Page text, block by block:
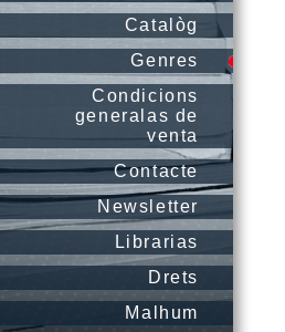
Catalòg
Genres
Condicions
generalas de
venta
Contacte
Newsletter
Librarias
Drets
Malhum